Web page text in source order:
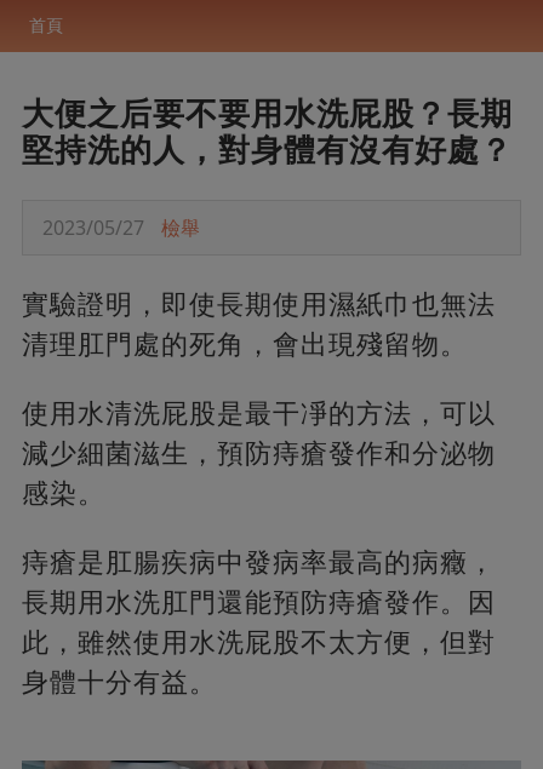
首頁
大便之后要不要用水洗屁股？長期
堅持洗的人，對身體有沒有好處？
2023/05/27 檢舉
實驗證明，即使長期使用濕紙巾也無法
清理肛門處的死角，會出現殘留物。
使用水清洗屁股是最干凈的方法，可以
減少細菌滋生，預防痔瘡發作和分泌物
感染。
痔瘡是肛腸疾病中發病率最高的病癥，
長期用水洗肛門還能預防痔瘡發作。因
此，雖然使用水洗屁股不太方便，但對
身體十分有益。